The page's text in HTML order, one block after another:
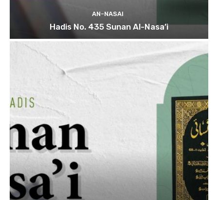
AN-NASAI
Hadis No. 435 Sunan Al-Nasa’i